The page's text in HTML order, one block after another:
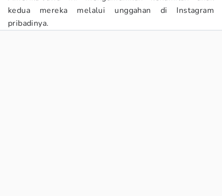
kedua mereka melalui unggahan di Instagram
pribadinya.